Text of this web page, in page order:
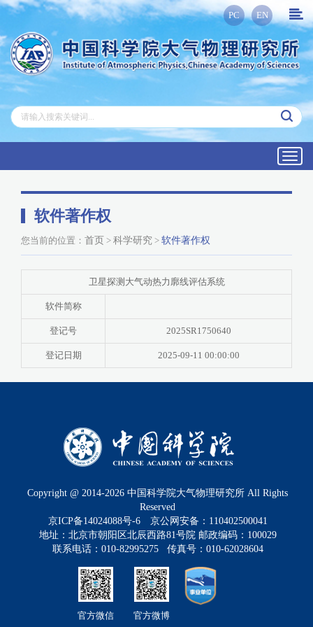
PC EN
软件著作权
您当前的位置： 首页 > 科学研究 > 软件著作权
卫星探测大气动热力廓线评估系统
软件简称
登记号 2025SR1750640
登记日期 2025-09-11 00:00:00
Copyright @ 2014-2026 中国科学院大气物理研究所 All Rights
Reserved
京ICP备14024088号-6
京公网安备：110402500041
地址：北京市朝阳区北辰西路81号院 邮政编码：100029
联系电话：010-82995275 传真号：010-62028604
官方微信 官方微博